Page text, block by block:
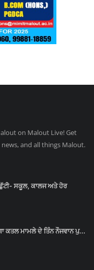
on Malout Live! Get
and all things Malout.
ਸਕੂਲ, ਕਾਲਜ ਅਤੇ ਹੋਰ
ਕਤਲ ਮਾਮਲੇ ਦੇ ਤਿੰਨ ਨੌਜਵਾਨ ਪੁ...